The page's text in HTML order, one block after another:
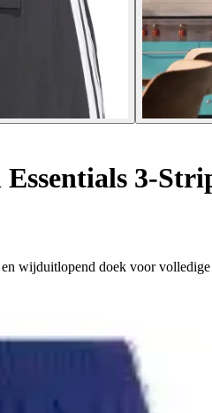
3-
wijduitlopend doek voor